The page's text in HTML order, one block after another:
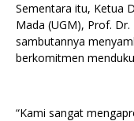
Sementara itu, Ketua
Mada (UGM), Prof.
sambutannya
berkomitmen
“Kami sangat